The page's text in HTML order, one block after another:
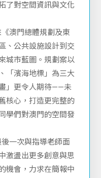
了對空間資訊與文化
澳門總體規劃及東
、公共設施設計到交
城市藍圖。規劃案以
「濱海地標」為三大
」更令人期待——未
核心，打造更完整的
學們對澳門的空間發
一次與指導老師面
激盪出更多創意與思
機會，力求在簡報中